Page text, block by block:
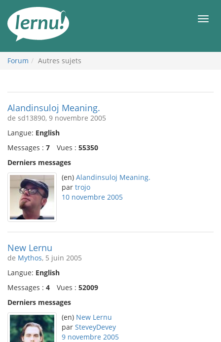
contenu
Forum Autres sujets
Alandinsuloj Meaning.
de sd13890, 9 novembre 2005
Langue: English
Messages : 7 Vues : 55350
Derniers messages
(en) Alandinsuloj Meaning.
par trojo
10 novembre 2005
New Lernu
de Mythos, 5 juin 2005
Langue: English
Messages : 4 Vues : 52009
Derniers messages
(en) New Lernu
par SteveyDevey
9 novembre 2005